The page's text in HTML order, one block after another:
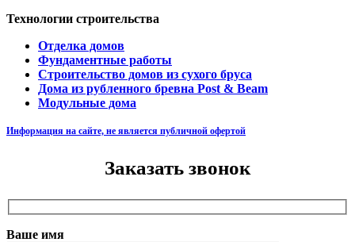
Технологии строительства
Отделка домов
Фундаментные работы
Строительство домов из сухого бруса
Дома из рубленного бревна Post & Beam
Модульные дома
Информация на сайте, не является публичной офертой
Заказать звонок
Ваше имя